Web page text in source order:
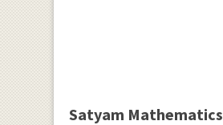
Satyam Mathematics